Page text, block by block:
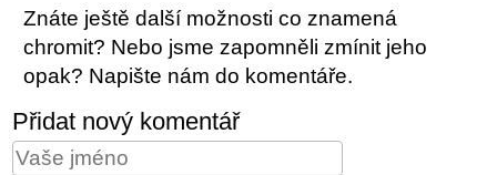
Znáte ještě další možnosti co znamená
chromit? Nebo jsme zapomněli zmínit jeho
opak? Napište nám do komentáře.
Přidat nový komentář